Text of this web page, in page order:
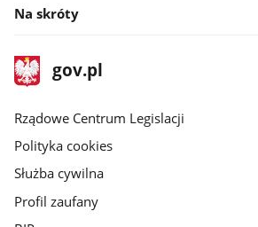
Na skróty
stopka
gov.plStrona
gov.pl
Rządowe Centrum Legislacji
Polityka cookies
Służba cywilna
Profil zaufany